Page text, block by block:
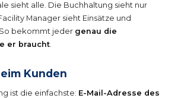
sieht alle. Die Buchhaltung sieht nur
Manager sieht Einsätze und
bekommt jeder genau die
er braucht.
Kunden
ist die einfachste: E-Mail-Adresse des